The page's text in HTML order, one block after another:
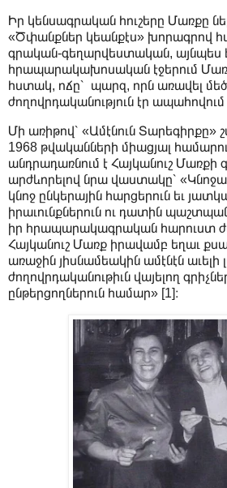
Իր կենսագրական հուշերը Մառքը
«Ծփանքներ կեանքէս» խորագրով
գրական-գեղարվեստական, այնպես
հրապարակախոսական էջերում
հստակ, ոճը՝ պարզ, որն առավել մեծ
ժողովրդականություն էր ապահովում
Մի առիթով՝ «Ամէնուն Տարեգիրքը»
1968 թվականների միացյալ
անդրադառնում է Հայկանուշ Մառքի
արժևորելով նրա վաստակը՝
կնոջ ընկերային հարցերուն եւ
իրաւունքներուն ու դատին
իր հրապարակագրական հարուստ
Հայկանուշ Մառք իրավամբ եղաւ
առաջին յիսնամեակին ամէնէն աւելի
ժողովրդականութիւն վայելող
ընթերցողներուն համար» [1]։